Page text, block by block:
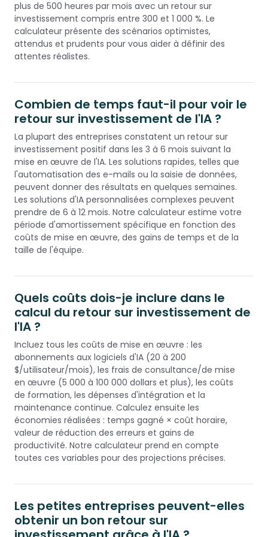
plus de 500 heures par mois avec un retour sur
investissement compris entre 300 et 1 000 %. Le
calculateur présente des scénarios optimistes,
attendus et prudents pour vous aider à définir des
attentes réalistes.
Combien de temps faut-il pour voir le
retour sur investissement de l'IA ?
La plupart des entreprises constatent un retour sur
investissement positif dans les 3 à 6 mois suivant la
mise en œuvre de l'IA. Les solutions rapides, telles que
l'automatisation des e-mails ou la saisie de données,
peuvent donner des résultats en quelques semaines.
Les solutions d'IA personnalisées complexes peuvent
prendre de 6 à 12 mois. Notre calculateur estime votre
période d'amortissement spécifique en fonction des
coûts de mise en œuvre, des gains de temps et de la
taille de l'équipe.
Quels coûts dois-je inclure dans le
calcul du retour sur investissement de
l'IA ?
Incluez tous les coûts de mise en œuvre : les
abonnements aux logiciels d'IA (20 à 200
$/utilisateur/mois), les frais de consultance/de mise
en œuvre (5 000 à 100 000 dollars et plus), les coûts
de formation, les dépenses d'intégration et la
maintenance continue. Calculez ensuite les
économies réalisées : temps gagné × coût horaire,
valeur de réduction des erreurs et gains de
productivité. Notre calculateur prend en compte
toutes ces variables pour des projections précises.
Les petites entreprises peuvent-elles
obtenir un bon retour sur